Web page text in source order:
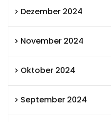
Dezember 2024
November 2024
Oktober 2024
September 2024